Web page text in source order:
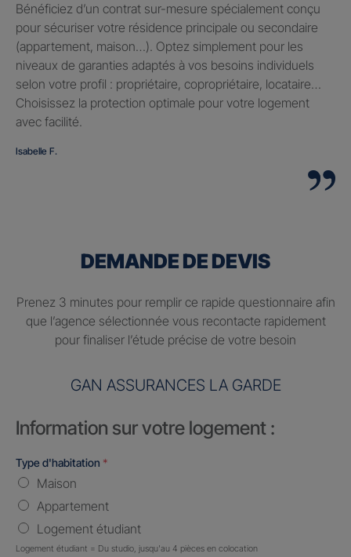
Bénéficiez d’un contrat sur-mesure spécialement conçu
pour sécuriser votre résidence principale ou secondaire
(appartement, maison…). Optez simplement pour les
niveaux de garanties adaptés à vos besoins individuels
selon votre profil : propriétaire, copropriétaire, locataire…
Choisissez la protection optimale pour votre logement
avec facilité.
Isabelle F.
DEMANDE DE DEVIS
Prenez 3 minutes pour remplir ce rapide questionnaire afin
que l’agence sélectionnée vous recontacte rapidement
pour finaliser l’étude précise de votre besoin
GAN ASSURANCES LA GARDE
Information sur votre logement :
Type d'habitation *
Maison
Appartement
Logement étudiant
Logement étudiant = Du studio, jusqu'au 4 pièces en colocation